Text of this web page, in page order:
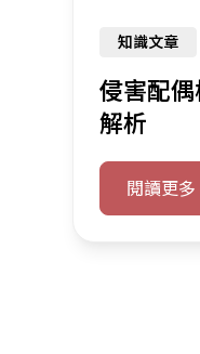
知識文章
侵害配
解析
閱讀更多